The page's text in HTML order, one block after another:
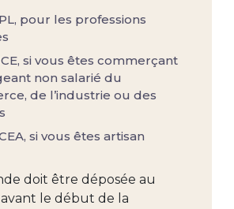
pour les professions
si vous êtes commerçant
non salarié du
de l’industrie ou des
si vous êtes artisan
doit être déposée au
avant le début de la